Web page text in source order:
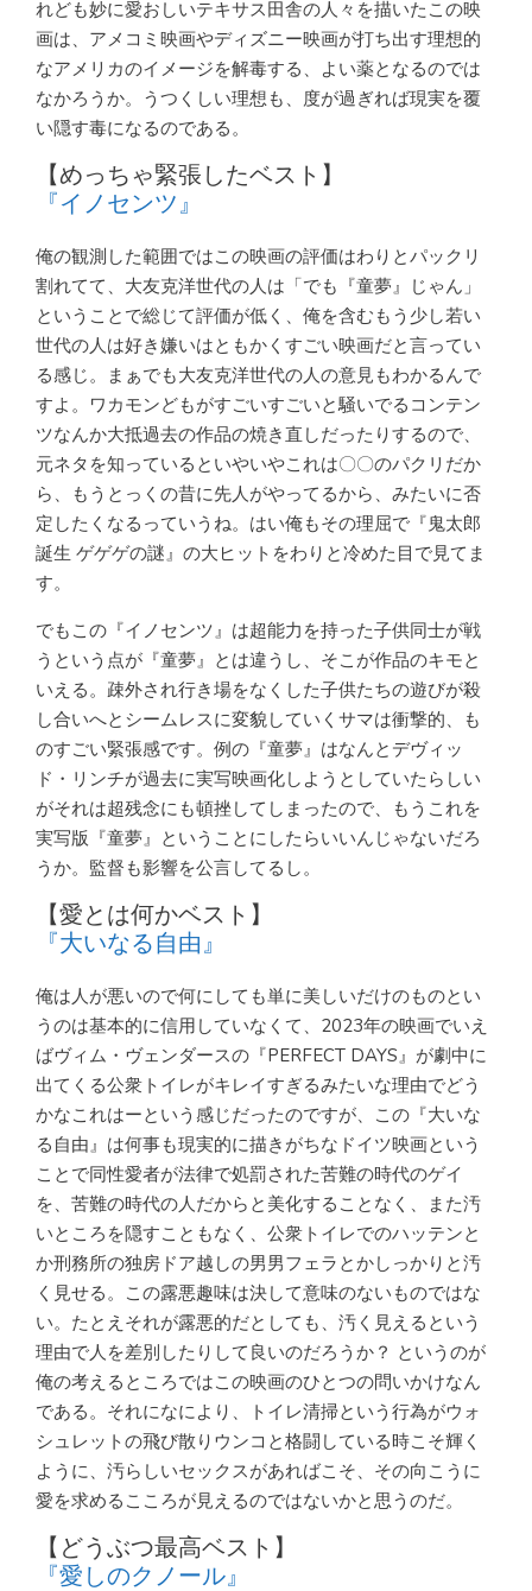
れども妙に愛おしいテキサス田舎の人々を描いたこの映
画は、アメコミ映画やディズニー映画が打ち出す理想的
なアメリカのイメージを解毒する、よい薬となるのでは
なかろうか。うつくしい理想も、度が過ぎれば現実を覆
い隠す毒になるのである。
【めっちゃ緊張したベスト】
『イノセンツ』
俺の観測した範囲ではこの映画の評価はわりとパックリ
割れてて、大友克洋世代の人は「でも『童夢』じゃん」
ということで総じて評価が低く、俺を含むもう少し若い
世代の人は好き嫌いはともかくすごい映画だと言ってい
る感じ。まぁでも大友克洋世代の人の意見もわかるんで
すよ。ワカモンどもがすごいすごいと騒いでるコンテン
ツなんか大抵過去の作品の焼き直しだったりするので、
元ネタを知っているといやいやこれは〇〇のパクリだか
ら、もうとっくの昔に先人がやってるから、みたいに否
定したくなるっていうね。はい俺もその理屈で『鬼太郎
誕生 ゲゲゲの謎』の大ヒットをわりと冷めた目で見てま
す。
でもこの『イノセンツ』は超能力を持った子供同士が戦
うという点が『童夢』とは違うし、そこが作品のキモと
いえる。疎外され行き場をなくした子供たちの遊びが殺
し合いへとシームレスに変貌していくサマは衝撃的、も
のすごい緊張感です。例の『童夢』はなんとデヴィッ
ド・リンチが過去に実写映画化しようとしていたらしい
がそれは超残念にも頓挫してしまったので、もうこれを
実写版『童夢』ということにしたらいいんじゃないだろ
うか。監督も影響を公言してるし。
【愛とは何かベスト】
『大いなる自由』
俺は人が悪いので何にしても単に美しいだけのものとい
うのは基本的に信用していなくて、2023年の映画でいえ
ばヴィム・ヴェンダースの『PERFECT DAYS』が劇中に
出てくる公衆トイレがキレイすぎるみたいな理由でどう
かなこれはーという感じだったのですが、この『大いな
る自由』は何事も現実的に描きがちなドイツ映画という
ことで同性愛者が法律で処罰された苦難の時代のゲイ
を、苦難の時代の人だからと美化することなく、また汚
いところを隠すこともなく、公衆トイレでのハッテンと
か刑務所の独房ドア越しの男男フェラとかしっかりと汚
く見せる。この露悪趣味は決して意味のないものではな
い。たとえそれが露悪的だとしても、汚く見えるという
理由で人を差別したりして良いのだろうか？ というのが
俺の考えるところではこの映画のひとつの問いかけなん
である。それになにより、トイレ清掃という行為がウォ
シュレットの飛び散りウンコと格闘している時こそ輝く
ように、汚らしいセックスがあればこそ、その向こうに
愛を求めるこころが見えるのではないかと思うのだ。
【どうぶつ最高ベスト】
『愛しのクノール』